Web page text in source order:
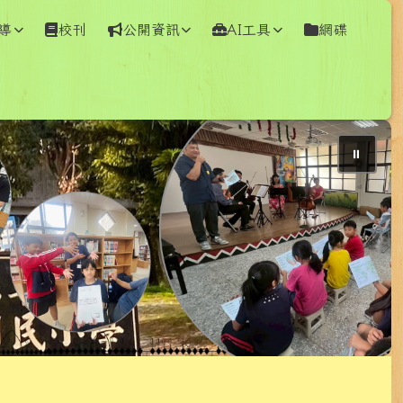
校刊 公開資訊 AI工具 網碟
⏸